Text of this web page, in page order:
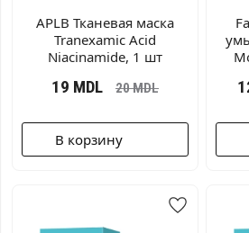
APLB Тканевая маска
Tranexamic Acid
Niacinamide, 1 шт
19 MDL 20MDL
В корзину